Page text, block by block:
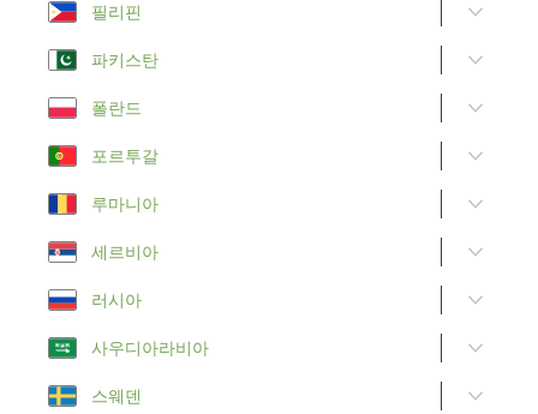
필리핀
파키스탄
폴란드
포르투갈
루마니아
세르비아
러시아
사우디아라비아
스웨덴